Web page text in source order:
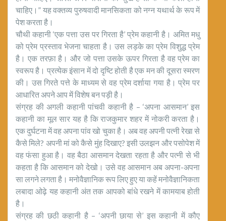
चाहिए।” यह वक्तव्य पुरुषवादी मानसिकता को नग्न यथार्थ के रूप में
पेश करता है।
चौथी कहानी ‘एक पत्ता उस पर गिरता है’ प्रेम कहानी है। अमित मधु
को प्रेम प्रस्ताव भेजना चाहता है। उस लड़के का प्रेम विशुद्ध प्रेम
है। एक तरफ़ा है। और जो पत्ता उसके ऊपर गिरता है वह प्रेम का
स्वरूप है। प्रत्येक इंसान में दो दृष्टि होती है एक मन की दूसरा स्मरण
की। उस गिरते पत्ते के माध्यम से वह प्रेम दर्शाया गया है। प्रेम पर
आधारित अपने आप में विशेष बन पड़ी है।
संग्रह की अगली कहानी पांचवी कहानी है – ‘अपना आसमान’ इस
कहानी का मूल सार यह है कि राजकुमार शहर में नोकरी करता है।
एक दुर्घटना में वह अपना पांव खो चुका है। अब वह अपनी पत्नी रेखा से
कैसे मिले? अपनी मां को कैसे मुंह दिखाए? इसी उलझन और पसोपेश में
वह फंसा हुआ है। वह बैठा आसमान देखता रहता है और पत्नी से भी
कहता है कि आसमान को देखो। उसे वह आसमान अब अपना-अपना
सा लगने लगता है। मनोवैज्ञानिक रूप लिए हुए या कहें मनोवैज्ञानिकता
लबादा ओढ़े यह कहानी अंत तक आपको बांधे रखने में कामयाब होती
है।
संग्रह की छठी कहानी है – ‘अपनी छाया से’ इस कहानी में कौए